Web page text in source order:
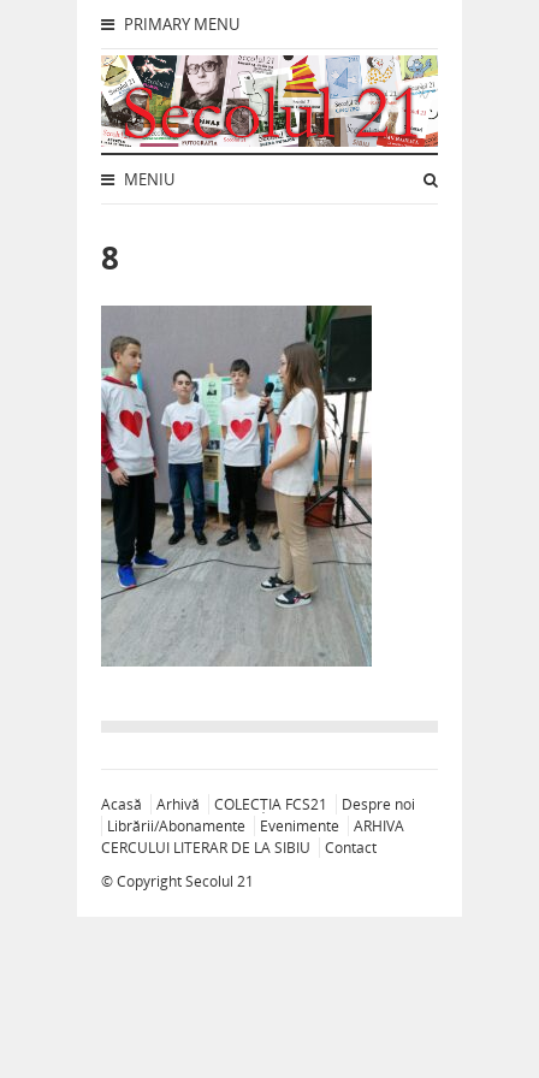
PRIMARY MENU
MENIU
8
Acasă Arhivă COLECȚIA FCS21
Despre noi
Librării/Abonamente
Evenimente
ARHIVA
CERCULUI LITERAR DE LA SIBIU
Contact
© CopyrightSecolul 21